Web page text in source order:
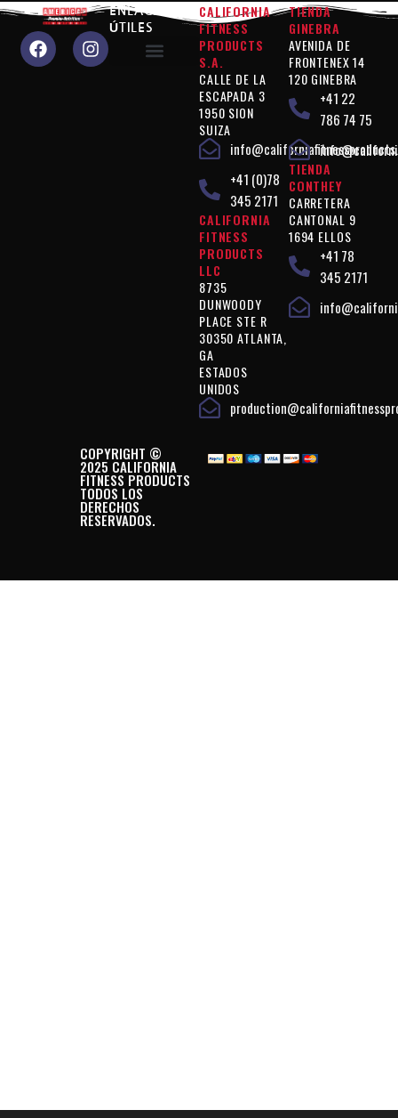
ENLACES
ÚTILES
CALIFORNIA
FITNESS
PRODUCTS
S.A.
CALLE DE LA
ESCAPADA 3
1950 SION
SUIZA
+41 (0)78
345 2171
CALIFORNIA
FITNESS
PRODUCTS
LLC
8735
DUNWOODY
PLACE STE R
30350 ATLANTA,
GA
ESTADOS
UNIDOS
TIENDA
GINEBRA
AVENIDA DE
FRONTENEX 14
120 GINEBRA
+41 22
786 74 75
TIENDA
CONTHEY
CARRETERA
CANTONAL 9
1694 ELLOS
+41 78
345 2171
COPYRIGHT ©
2025 CALIFORNIA
FITNESS PRODUCTS
TODOS LOS
DERECHOS
RESERVADOS.